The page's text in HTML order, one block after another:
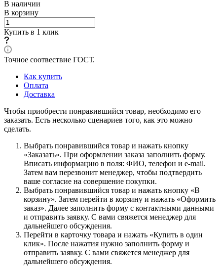
В наличии
В корзину
Купить в 1 клик
Точное соотвествие ГОСТ.
Как купить
Оплата
Доставка
Чтобы приобрести понравившийся товар, необходимо его
заказать. Есть несколько сценариев того, как это можно
сделать.
Выбрать понравившийся товар и нажать кнопку
«Заказать». При оформлении заказа заполнить форму.
Вписать информацию в поля: ФИО, телефон и e-mail.
Затем вам перезвонит менеджер, чтобы подтвердить
ваше согласие на совершение покупки.
Выбрать понравившийся товар и нажать кнопку «В
корзину». Затем перейти в корзину и нажать «Оформить
заказ». Далее заполнить форму с контактными данными
и отправить заявку. С вами свяжется менеджер для
дальнейшего обсуждения.
Перейти в карточку товара и нажать «Купить в один
клик». После нажатия нужно заполнить форму и
отправить заявку. С вами свяжется менеджер для
дальнейшего обсуждения.